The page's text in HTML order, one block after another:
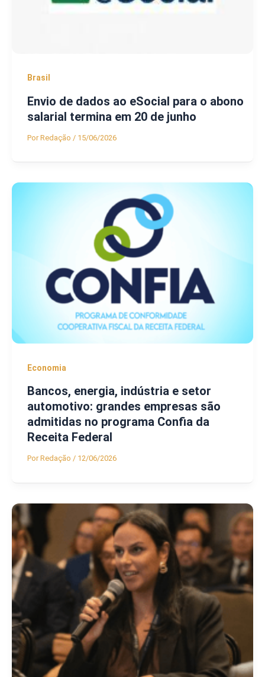
Brasil
Envio de dados ao eSocial para o abono
salarial termina em 20 de junho
PorRedação / 15/06/2026
Economia
Bancos, energia, indústria e setor
automotivo: grandes empresas são
admitidas no programa Confia da
Receita Federal
PorRedação / 12/06/2026